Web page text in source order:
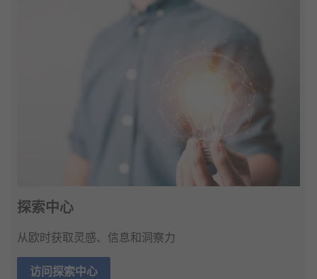
探索中心
从欧时获取灵感、信息和洞察力
访问探索中心